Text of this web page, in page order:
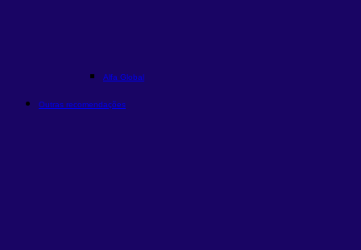
Alfa Global
Outras recomendações